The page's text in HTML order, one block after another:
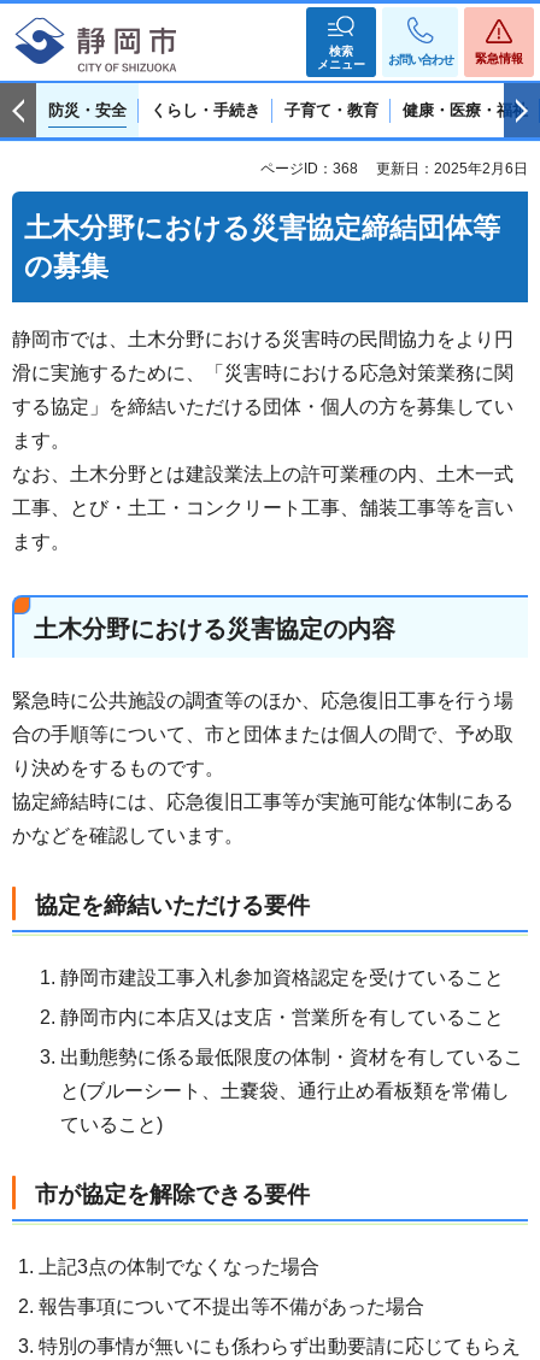
検索
メニュー
お問い合わせ 緊急情報
防災・安全 くらし・手続き 子育て・教育 健康・医療・福祉
ページID：368 更新日：2025年2月6日
土木分野における災害協定締結団体等
の募集
静岡市では、土木分野における災害時の民間協力をより円
滑に実施するために、「災害時における応急対策業務に関
する協定」を締結いただける団体・個人の方を募集してい
ます。
なお、土木分野とは建設業法上の許可業種の内、土木一式
工事、とび・土工・コンクリート工事、舗装工事等を言い
ます。
土木分野における災害協定の内容
緊急時に公共施設の調査等のほか、応急復旧工事を行う場
合の手順等について、市と団体または個人の間で、予め取
り決めをするものです。
協定締結時には、応急復旧工事等が実施可能な体制にある
かなどを確認しています。
協定を締結いただける要件
静岡市建設工事入札参加資格認定を受けていること
静岡市内に本店又は支店・営業所を有していること
出動態勢に係る最低限度の体制・資材を有しているこ
と(ブルーシート、土嚢袋、通行止め看板類を常備し
ていること)
市が協定を解除できる要件
上記3点の体制でなくなった場合
報告事項について不提出等不備があった場合
特別の事情が無いにも係わらず出動要請に応じてもらえ